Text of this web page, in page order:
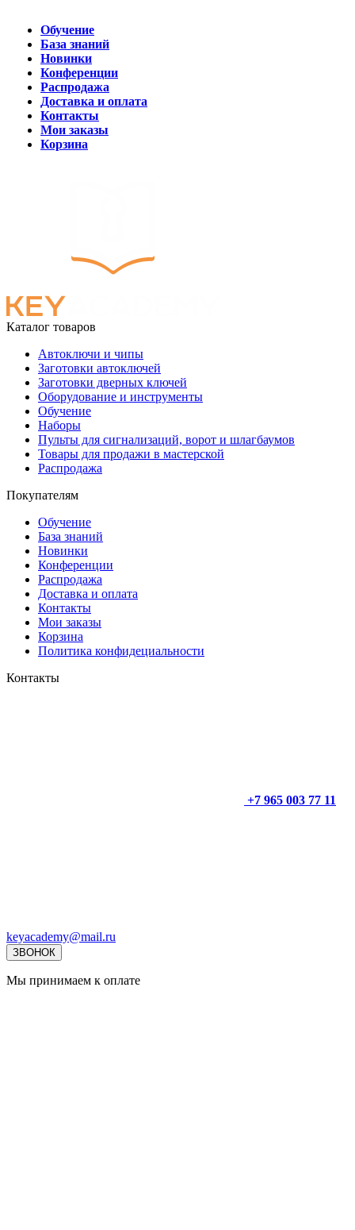
Обучение
База знаний
Новинки
Конференции
Распродажа
Доставка и оплата
Контакты
Мои заказы
Корзина
Каталог товаров
Автоключи и чипы
Заготовки автоключей
Заготовки дверных ключей
Оборудование и инструменты
Обучение
Наборы
Пульты для сигнализаций, ворот и шлагбаумов
Товары для продажи в мастерской
Распродажа
Покупателям
Обучение
База знаний
Новинки
Конференции
Распродажа
Доставка и оплата
Контакты
Мои заказы
Корзина
Политика конфидециальности
Контакты
+7 965 003 77 11
keyacademy@mail.ru
ЗВОНОК
Мы принимаем к оплате